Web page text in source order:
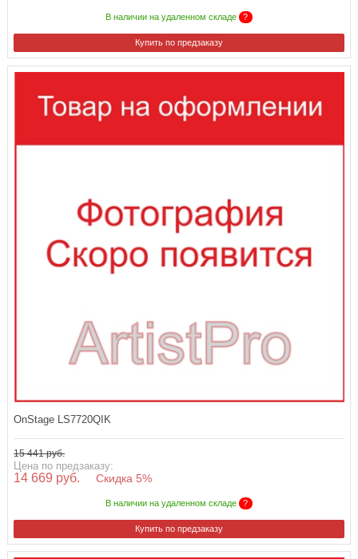
В наличии на удаленном складе ?
Купить по предзаказу
OnStage LS7720QIK
15 441 руб.
Цена по предзаказу:
14 669 руб. Скидка 5%
В наличии на удаленном складе ?
Купить по предзаказу